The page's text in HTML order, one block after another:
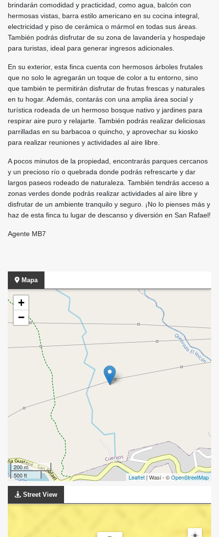
brindarán comodidad y practicidad, como agua, balcón con
hermosas vistas, barra estilo americano en su cocina integral,
electricidad y piso de cerámica o mármol en todas sus áreas.
También podrás disfrutar de su zona de lavandería y hospedaje
para turistas, ideal para generar ingresos adicionales.
En su exterior, esta finca cuenta con hermosos árboles frutales
que no solo le agregarán un toque de color a tu entorno, sino
que también te permitirán disfrutar de frutas frescas y naturales
en tu hogar. Además, contarás con una amplia área social y
turística rodeada de un hermoso bosque nativo y jardines para
respirar aire puro y relajarte. También podrás realizar deliciosas
parrilladas en su barbacoa o quincho, y aprovechar su kiosko
para realizar reuniones y actividades al aire libre.
A pocos minutos de la propiedad, encontrarás parques cercanos
y un precioso río o quebrada donde podrás refrescarte y dar
largos paseos rodeado de naturaleza. También tendrás acceso a
zonas verdes donde podrás realizar actividades al aire libre y
disfrutar de un ambiente tranquilo y seguro. ¡No lo pienses más y
haz de esta finca tu lugar de descanso y diversión en San Rafael!
Agente MB7
Mapa
+
−
200 m
500 ft
Leaflet| Wasi - ©OpenStreetMap
Street View